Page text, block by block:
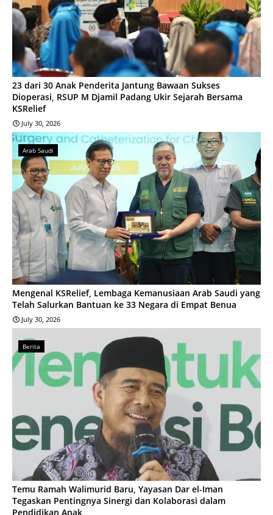
23 dari 30 Anak Penderita Jantung Bawaan Sukses
Dioperasi, RSUP M Djamil Padang Ukir Sejarah Bersama
KSRelief
July 30, 2026
Arab Saudi
Mengenal KSRelief, Lembaga Kemanusiaan Arab Saudi yang
Telah Salurkan Bantuan ke 33 Negara di Empat Benua
July 30, 2026
Berita
Temu Ramah Walimurid Baru, Yayasan Dar el-Iman
Tegaskan Pentingnya Sinergi dan Kolaborasi dalam
Pendidikan Anak